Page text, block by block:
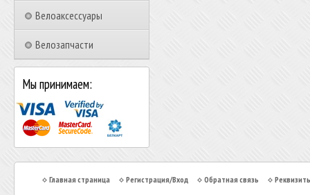
Велоаксессуары
Велозапчасти
Мы принимаем:
Главная страница Регистрация/Вход Обратная связь